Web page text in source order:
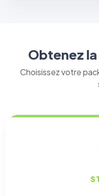
Obtenez
Choisissez votre